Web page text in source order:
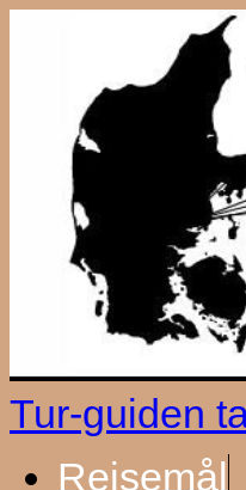
Tur-guiden
Rejsemål